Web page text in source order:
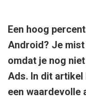
Een hoog
Android? Je
omdat je nog
Ads. In dit artikel
een waardevolle